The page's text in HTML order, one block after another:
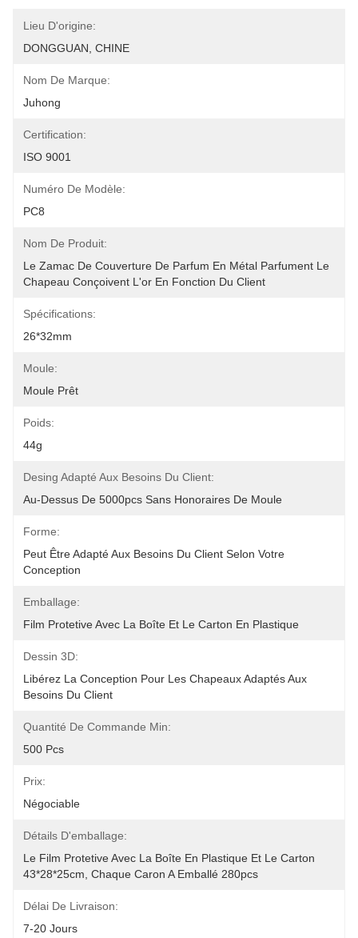
Lieu D'origine:
DONGGUAN, CHINE
Nom De Marque:
Juhong
Certification:
ISO 9001
Numéro De Modèle:
PC8
Nom De Produit:
Le Zamac De Couverture De Parfum En Métal Parfument Le
Chapeau Conçoivent L'or En Fonction Du Client
Spécifications:
26*32mm
Moule:
Moule Prêt
Poids:
44g
Desing Adapté Aux Besoins Du Client:
Au-Dessus De 5000pcs Sans Honoraires De Moule
Forme:
Peut Être Adapté Aux Besoins Du Client Selon Votre
Conception
Emballage:
Film Protetive Avec La Boîte Et Le Carton En Plastique
Dessin 3D:
Libérez La Conception Pour Les Chapeaux Adaptés Aux
Besoins Du Client
Quantité De Commande Min:
500 Pcs
Prix:
Négociable
Détails D'emballage:
Le Film Protetive Avec La Boîte En Plastique Et Le Carton
43*28*25cm, Chaque Caron A Emballé 280pcs
Délai De Livraison:
7-20 Jours